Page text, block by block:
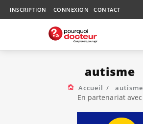
INSCRIPTION CONNEXION CONTACT
autisme
Accueil autisme
En partenariat avec